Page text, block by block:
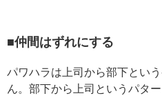
■仲間はずれにする
パワハラは上司から部下とい
ん。部下から上司というパタ